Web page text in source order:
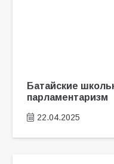
Батайские
парламентаризм
22.04.2025